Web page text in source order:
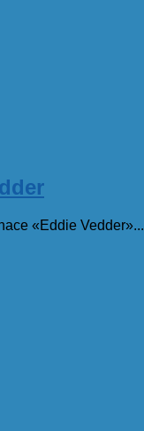
«Eddie Vedder»...